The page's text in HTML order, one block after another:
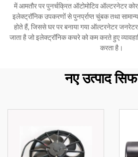
में आमतौर पर पुनर्चक्रित ऑटोमोटिव ऑल्टरनेटर कोर,
इलेक्ट्रॉनिक उपकरणों से पुनर्प्राप्त चुंबक तथा
होते हैं, जिससे घर पर बनाया गया ऑल्टरनेटर
जाता है जो इलेक्ट्रॉनिक कचरे को कम करते हुए
करता है।
नए उत्पाद